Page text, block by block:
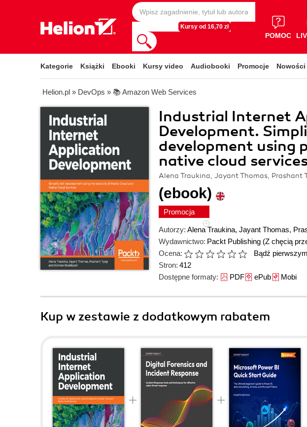
Kursy od 16,70 zł
POMOC
Kategorie Książki Ebooki Kursy video Audiobooki Promocje Nowości
Helion.pl » DevOps » 📚 Amazon Web Services
Industrial Internet
Development.
development using
native cloud
Alena Traukina, Jayant Thomas, Prashant
(ebook)
Promocja
Autorzy: Alena Traukina, Jayant Thomas,
Wydawnictwo: Packt Publishing (Z chęcią
Ocena:
Bądź
Stron: 412
Dostępne formaty: PDFePubMobi
Kup w zestawie z dodatkowym rabatem